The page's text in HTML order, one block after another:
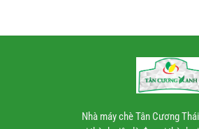
Nhà máy chè Tân Cương